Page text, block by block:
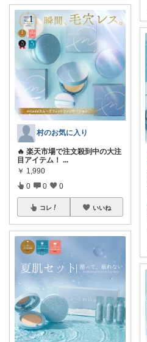
村のお気に入り
🔥 楽天市場で注文殺到中の大注
目アイテム！ ...
￥ 1,990
0 0 0
コレ いいね